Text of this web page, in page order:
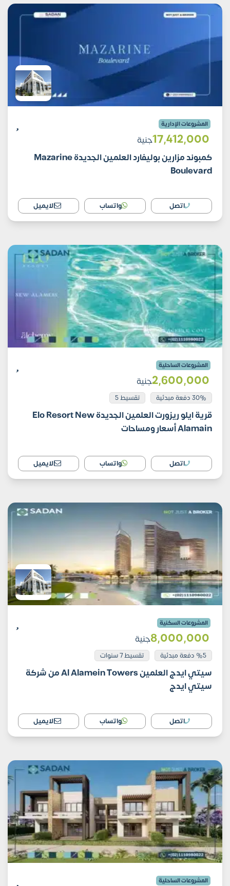
المشروعات الإدارية
17٬412٬000جنية
كمبوند مزارين بوليفارد العلمين الجديدة Mazarine
Boulevard
اتصل واتساب الايميل
المشروعات الساحلية
2٬600٬000جنية
30% دفعة مبدئية تقسيط 5
قرية ايلو ريزورت العلمين الجديدة Elo Resort New
Alamain أسعار ومساحات
اتصل واتساب الايميل
المشروعات السكنية
8٬000٬000جنية
%5 دفعة مبدئية تقسيط 7 سنوات
سيتي ايدج العلمين Al Alamein Towers من شركة
سيتي ايدج
اتصل واتساب الايميل
المشروعات الساحلية